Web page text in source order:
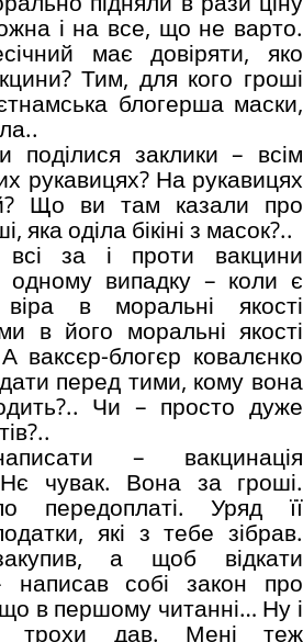
і на все, що не варто.
має довіряти, яко
Тим, для кого гроші
блогерша маски,
поділися заклики – всім
рукавицях? На рукавицях
Що ви там казали про
яка оділа бікіні з масок?..
всі за і проти вакцини
випадку – коли є
віра в моральні якості
в його моральні якості
ваксєр-блогєр ковалєнко
перед тими, кому вона
Чи – просто дуже
– вакцинація
чувак. Вона за гроші.
передоплаті. Уряд її
які з тебе зібрав.
а щоб відкати
написав собі закон про
в першому читанні… Ну і
трохи дав. Мені теж